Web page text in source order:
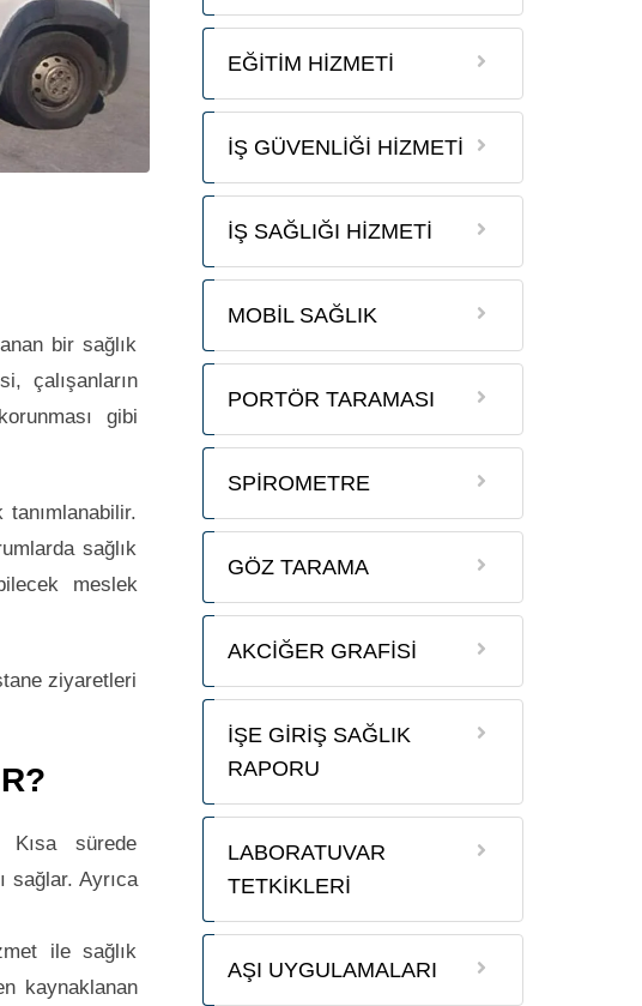
bir sağlık
çalışanların
gibi
sağlık
meslek
ziyaretleri
Kısa sürede
sağlar. Ayrıca
ile sağlık
kaynaklanan
EĞİTİM HİZMETİ
İŞ GÜVENLİĞİ HİZMETİ
İŞ SAĞLIĞI HİZMETİ
MOBİL SAĞLIK
PORTÖR TARAMASI
SPİROMETRE
GÖZ TARAMA
AKCİĞER GRAFİSİ
İŞE GİRİŞ SAĞLIK
RAPORU
LABORATUVAR
TETKİKLERİ
AŞI UYGULAMALARI